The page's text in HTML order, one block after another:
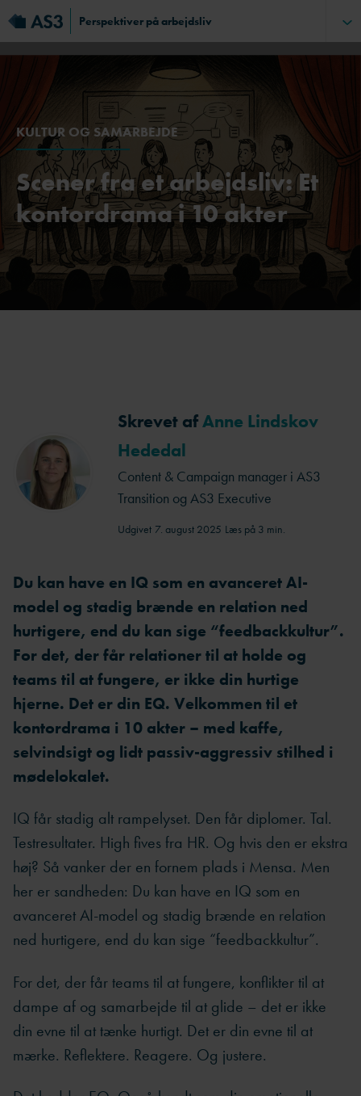
Perspektiver på arbejdsliv
KULTUR OG SAMARBEJDE
Scener fra et arbejdsliv: Et
kontordrama i 10 akter
Skrevet afAnne Lindskov
Hededal
Content & Campaign manager i AS3
Transition og AS3 Executive
Udgivet 7. august 2025 Læs på 3 min.
Du kan have en IQ som en avanceret AI-
model og stadig brænde en relation ned
hurtigere, end du kan sige “feedbackkultur”.
For det, der får relationer til at holde og
teams til at fungere, er ikke din hurtige
hjerne. Det er din EQ. Velkommen til et
kontordrama i 10 akter – med kaffe,
selvindsigt og lidt passiv-aggressiv stilhed i
mødelokalet.
IQ får stadig alt rampelyset. Den får diplomer. Tal.
Testresultater. High fives fra HR. Og hvis den er ekstra
høj? Så vanker der en fornem plads i Mensa. Men
her er sandheden: Du kan have en IQ som en
avanceret AI-model og stadig brænde en relation
ned hurtigere, end du kan sige “feedbackkultur”.
For det, der får teams til at fungere, konflikter til at
dampe af og samarbejde til at glide – det er ikke
din evne til at tænke hurtigt. Det er din evne til at
mærke. Reflektere. Reagere. Og justere.